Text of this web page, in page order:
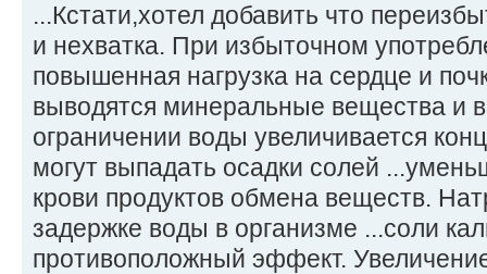
...Кстати,хотел добавить что
и нехватка. При избыточном
повышенная нагрузка на сердце и
выводятся минеральные вещества и
ограничении воды увеличивается
могут выпадать осадки солей
крови продуктов обмена веществ.
задержке воды в организме ...соли
противоположный эффект.